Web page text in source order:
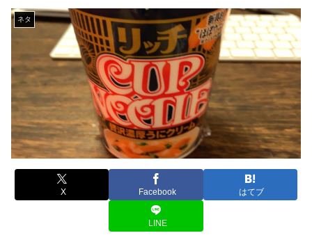
ネタ
X Facebook はてブ
LINE